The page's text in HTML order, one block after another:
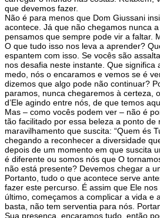
que devemos fazer.
Não é para menos que Dom Giussani
acontece. Já que não chegamos nunca
pensamos que sempre pode vir a faltar.
O que tudo isso nos leva a aprender?
espantem com isso. Se vocês são
nos desafia neste instante. Que
medo, nós o encaramos e vemos se é
dizemos que algo pode não continuar?
paramos, nunca chegaremos à certeza,
d’Ele agindo entre nós, de que temos
Mas – como vocês podem ver – não é
tão facilitado por essa beleza a ponto
maravilhamento que suscita: “Quem és
chegando a reconhecer a diversidade
depois de um momento em que suscita
é diferente ou somos nós que O
não está presente? Devemos chegar a
Portanto, tudo o que acontece serve
fazer este percurso. É assim que Ele
último, começamos a complicar a vida e
basta, não tem serventia para nós.
Sua presença, encaramos tudo, então